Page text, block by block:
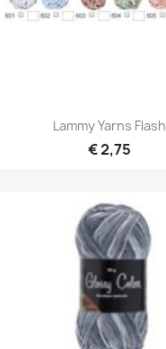
Snel bekijken
Lammy Yarns Flash
€ 2,75